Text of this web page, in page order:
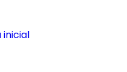
inicial